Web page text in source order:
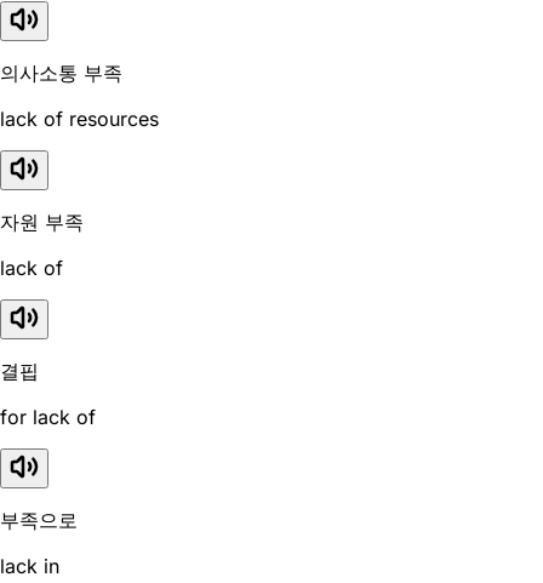
의사소통 부족
lack of resources
자원 부족
lack of
결핍
for lack of
부족으로
lack in